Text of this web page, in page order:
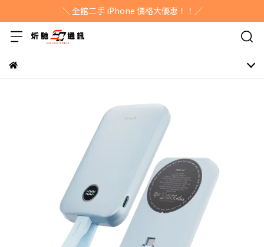
＼ 全館二手 iPhone 價格大優惠！！／